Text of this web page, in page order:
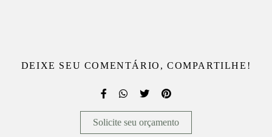
DEIXE SEU COMENTÁRIO, COMPARTILHE!
Solicite seu orçamento